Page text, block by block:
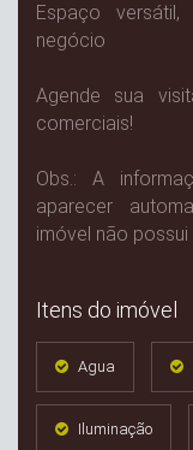
Espaço
negócio
Agende sua
comerciais!
Obs.: A
aparecer
imóvel não possui
Itens do imóvel
Agua
Iluminação